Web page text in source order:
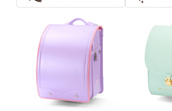
人気
可愛さ華やぐローズピンクのランドセ
似合うピンク色を選ぶ方法も紹介
安らぎと上品さ 「ピンクベージュ」ラ
サックス（水色） ラ